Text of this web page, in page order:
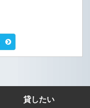
貸したい